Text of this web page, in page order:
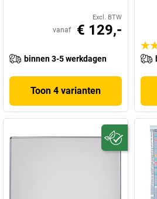
Excl. BTW
vanaf € 129,-
binnen 3-5 werkdagen
Toon 4 varianten